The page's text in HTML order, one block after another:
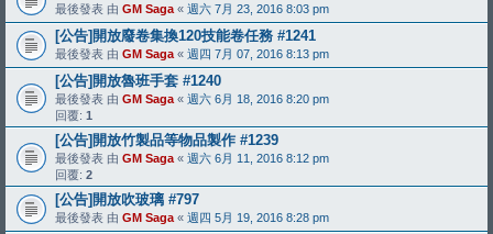
最後發表 由 GM Saga « 週六 7月 23, 2016 8:03 pm
[公告]開放廢卷集換120技能卷任務 #1241
最後發表 由 GM Saga « 週四 7月 07, 2016 8:13 pm
[公告]開放魯班手套 #1240
最後發表 由 GM Saga « 週六 6月 18, 2016 8:20 pm
回覆: 1
[公告]開放竹製品等物品製作 #1239
最後發表 由 GM Saga « 週六 6月 11, 2016 8:12 pm
回覆: 2
[公告]開放吹玻璃 #797
最後發表 由 GM Saga « 週四 5月 19, 2016 8:28 pm